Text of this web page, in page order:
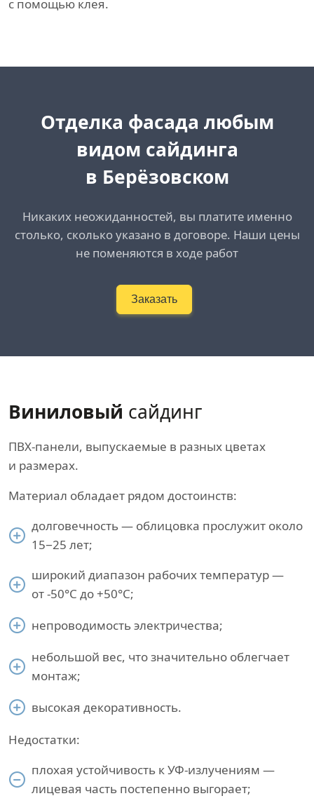
с помощью клея.
Отделка фасада любым
видом сайдинга
в Берёзовском
Никаких неожиданностей, вы платите именно
столько, сколько указано в договоре. Наши цены
не поменяются в ходе работ
Заказать
Виниловый сайдинг
ПВХ-панели, выпускаемые в разных цветах
и размерах.
Материал обладает рядом достоинств:
долговечность — облицовка прослужит около
15−25 лет;
широкий диапазон рабочих температур —
от -50°С до +50°С;
непроводимость электричества;
небольшой вес, что значительно облегчает
монтаж;
высокая декоративность.
Недостатки:
плохая устойчивость к УФ-излучениям —
лицевая часть постепенно выгорает;